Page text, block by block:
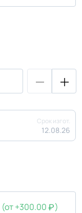
Срок изгот.
12.08.26
(от +300.00 )